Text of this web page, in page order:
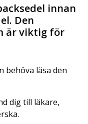
innan
Den
är viktig för
behöva läsa den
dig till läkare,